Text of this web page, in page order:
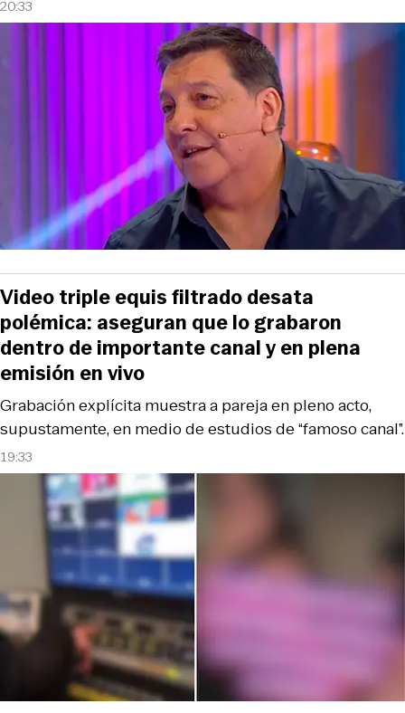
20:33
19:33
Grabación explícita muestra a pareja en pleno acto,
supustamente, en medio de estudios de “famoso canal”.
Video triple equis filtrado desata
polémica: aseguran que lo grabaron
dentro de importante canal y en plena
emisión en vivo